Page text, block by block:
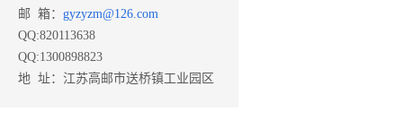
邮 箱： gyzyzm@126.com
QQ:820113638
QQ:1300898823
地 址：江苏高邮市送桥镇工业园区